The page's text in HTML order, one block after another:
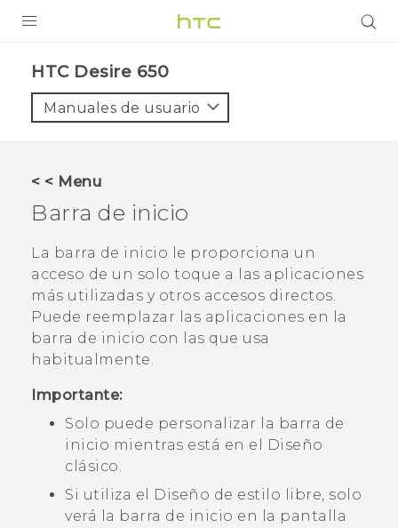
VIVE
AYUDA
HTC Devices & Accessories
Video Tutorials
HTC Desire 650‎
Manuales de usuario
< < Menu
Barra de inicio
La barra de inicio le proporciona un
acceso de un solo toque a las aplicaciones
más utilizadas y otros accesos directos.
Puede reemplazar las aplicaciones en la
barra de inicio con las que usa
habitualmente.
Importante:
Solo puede personalizar la barra de
inicio mientras está en el
Diseño
clásico.
Si utiliza el
Diseño de estilo libre, solo
verá la barra de inicio en la pantalla